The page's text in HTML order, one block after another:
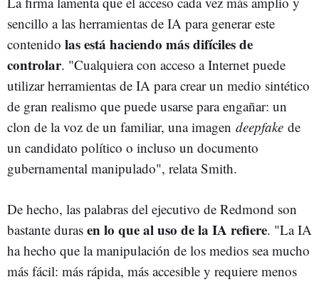
sencillo a las herramientas de IA para generar este
contenido las está haciendo más difíciles de
controlar. "Cualquiera con acceso a Internet puede
utilizar herramientas de IA para crear un medio sintético
de gran realismo que puede usarse para engañar: un
clon de la voz de un familiar, una imagen deepfake de
un candidato político o incluso un documento
gubernamental manipulado", relata Smith.
De hecho, las palabras del ejecutivo de Redmond son
bastante duras en lo que al uso de la IA refiere. "La IA
ha hecho que la manipulación de los medios sea mucho
más fácil: más rápida, más accesible y requiere menos